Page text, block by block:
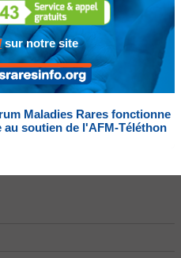
sur notre site
Maladies Rares fonctionne
au soutien de l'AFM-Téléthon